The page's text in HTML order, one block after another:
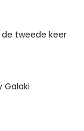
tweede keer
Galaki